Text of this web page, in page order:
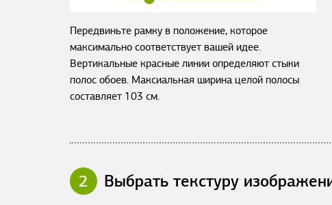
Передвиньте рамку в положение, которое
максимально соответствует вашей идее.
Вертикальные красные линии определяют стыки
полос обоев. Максиальная ширина целой полосы
составляет 103 см.
2 Выбрать текстуру